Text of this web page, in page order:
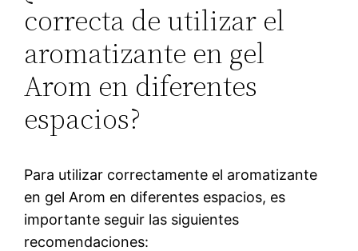
correcta de utilizar el
aromatizante en gel
Arom en diferentes
espacios?
Para utilizar correctamente el aromatizante
en gel Arom en diferentes espacios, es
importante seguir las siguientes
recomendaciones: